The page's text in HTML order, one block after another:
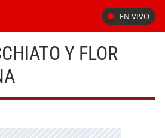
EN VIVO
Y FLOR